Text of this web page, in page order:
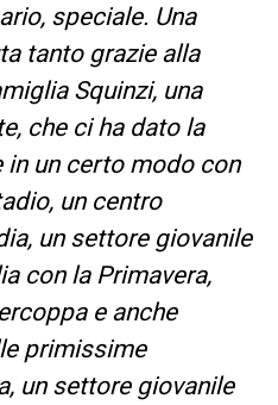
speciale. Una
tanto grazie alla
Squinzi, una
che ci ha dato la
un certo modo con
un centro
un settore giovanile
con la Primavera,
e anche
primissime
un settore giovanile